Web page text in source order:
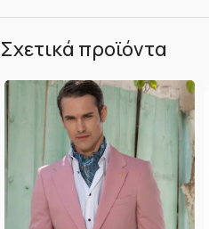
Σχετικά προϊόντα